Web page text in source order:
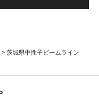
> 茨城県中性子ビームライン